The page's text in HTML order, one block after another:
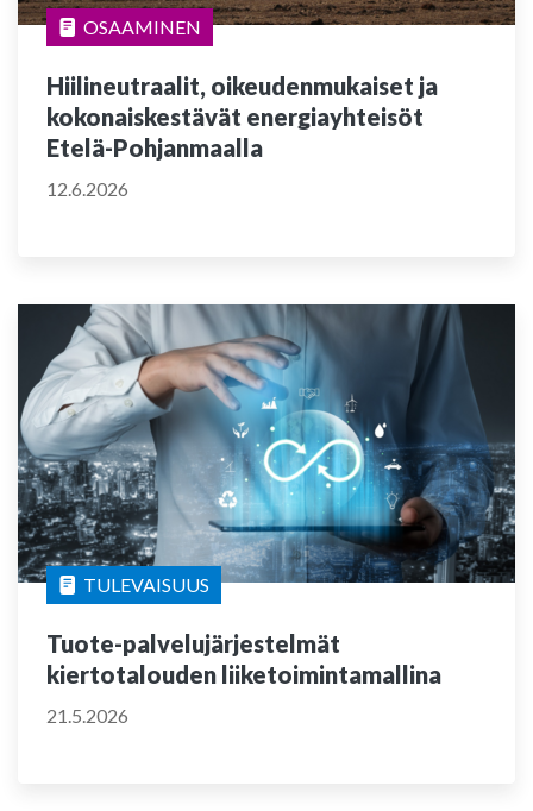
OSAAMINEN
Hiilineutraalit, oikeudenmukaiset ja
kokonaiskestävät energiayhteisöt
Etelä-Pohjanmaalla
12.6.2026
TULEVAISUUS
Tuote-palvelujärjestelmät
kiertotalouden liiketoimintamallina
21.5.2026